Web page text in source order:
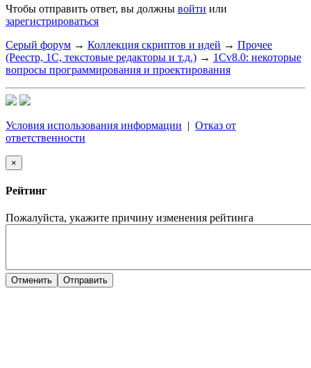
Чтобы отправить ответ, вы должны войти или
зарегистрироваться
Серый форум → Коллекция скриптов и идей → Прочее
(Реестр, 1С, текстовые редакторы и т.д.) → 1Cv8.0: некоторые
вопросы программирования и проектирования
Условия использования информации | Отказ от
ответственности
×
Рейтинг
Пожалуйста, укажите причину изменения рейтинга
Отменить Отправить